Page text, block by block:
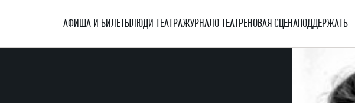
и балета
АФИША И БИЛЕТЫЛЮДИ ТЕАТРАЖУРНАЛО ТЕАТРЕНОВАЯ СЦЕНАПОДДЕРЖАТЬ